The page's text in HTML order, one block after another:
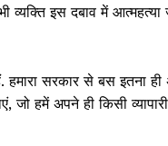
देश दुनिया
व्यक्ति इस दबाव में
हमारा सरकार से बस इतना
जो हमें अपने ही किसी